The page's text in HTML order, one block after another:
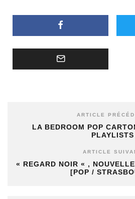
ARTICLE
LA BEDROOM POP
PLAYLISTS
ARTICLE
« REGARD NOIR « ,
[POP /